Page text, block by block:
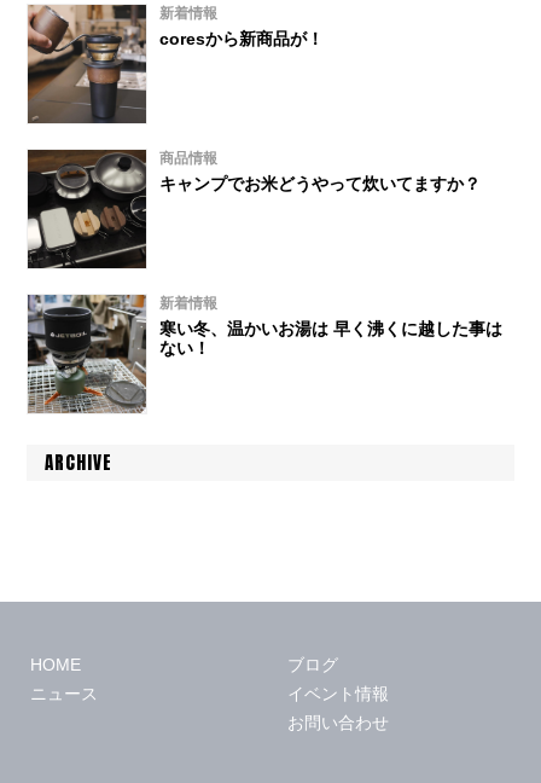
新着情報
coresから新商品が！
商品情報
キャンプでお米どうやって炊いてますか？
新着情報
寒い冬、温かいお湯は 早く沸くに越した事は
ない！
ARCHIVE
HOME
ニュース
ブログ
イベント情報
お問い合わせ